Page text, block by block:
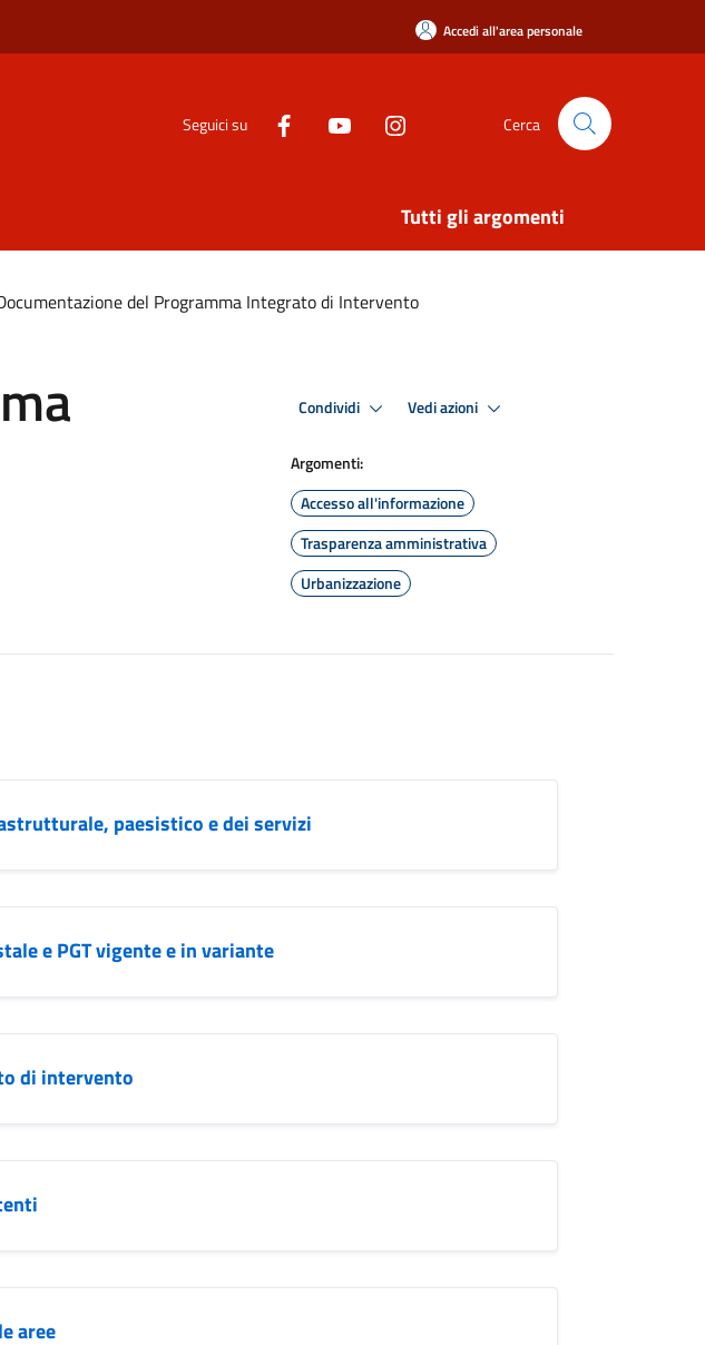
Accedi all'area personale
Seguici su Cerca
Tutti gli argomenti
del Programma Integrato di Intervento
Condividi Vedi azioni
Argomenti:
Accesso all'informazione
Trasparenza amministrativa
Urbanizzazione
paesistico e dei servizi
e PGT vigente e in variante
di intervento
aree